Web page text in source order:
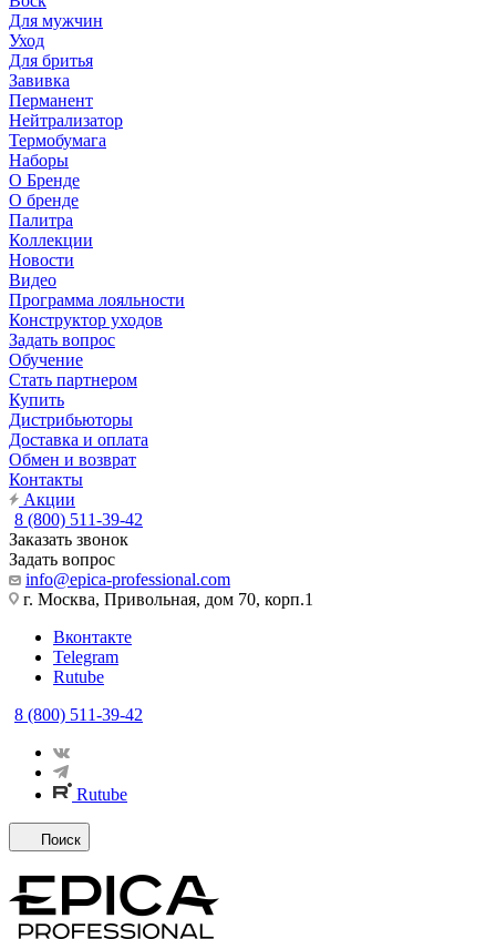
Для мужчин
Уход
Для бритья
Завивка
Перманент
Нейтрализатор
Термобумага
Наборы
О Бренде
О бренде
Палитра
Коллекции
Новости
Видео
Программа лояльности
Конструктор уходов
Задать вопрос
Обучение
Стать партнером
Купить
Дистрибьюторы
Доставка и оплата
Обмен и возврат
Контакты
Акции
8 (800) 511-39-42
Заказать звонок
Задать вопрос
info@epica-professional.com
г. Москва, Привольная, дом 70, корп.1
Вконтакте
Telegram
Rutube
8 (800) 511-39-42
Rutube
Поиск